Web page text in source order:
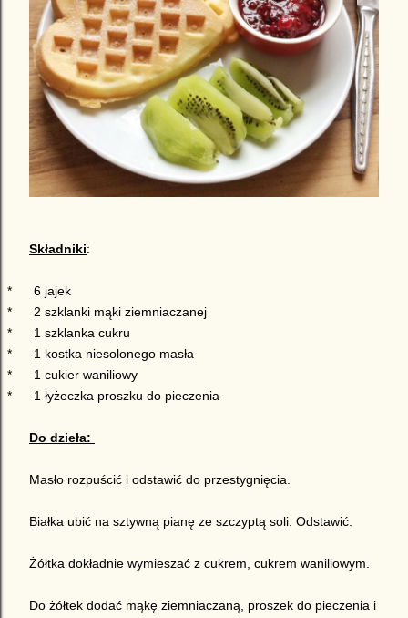
Składniki:
*
6 jajek
*
2 szklanki mąki ziemniaczanej
*
1 szklanka cukru
*
1 kostka niesolonego masła
*
1 cukier waniliowy
*
1 łyżeczka proszku do pieczenia
Do dzieła:
Masło rozpuścić i odstawić do przestygnięcia.
Białka ubić na sztywną pianę ze szczyptą soli. Odstawić.
Żółtka dokładnie wymieszać z cukrem, cukrem waniliowym.
Do żółtek dodać mąkę ziemniaczaną, proszek do pieczenia i